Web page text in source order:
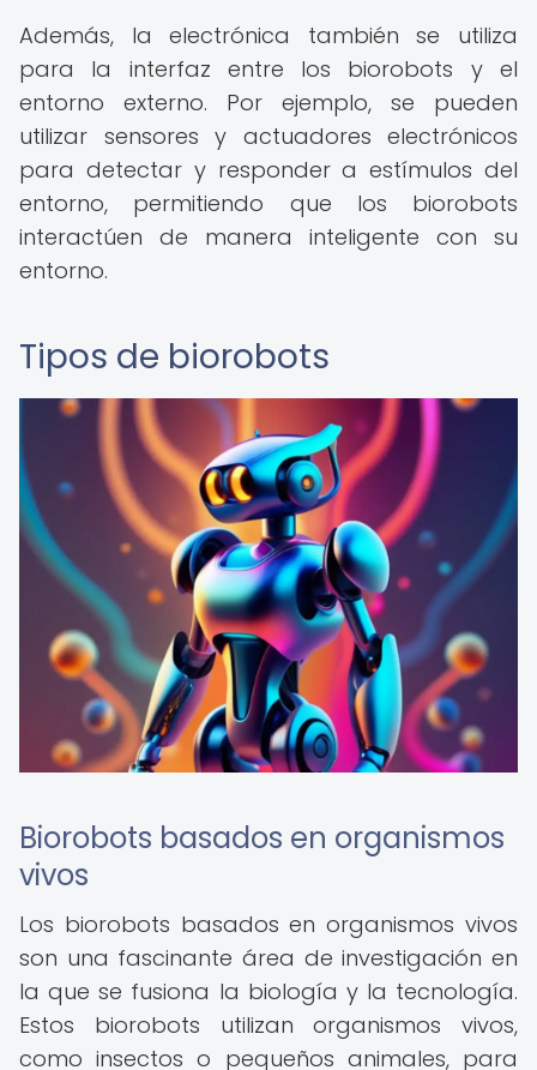
Además, la electrónica también se utiliza
para la interfaz entre los biorobots y el
entorno externo. Por ejemplo, se pueden
utilizar sensores y actuadores electrónicos
para detectar y responder a estímulos del
entorno, permitiendo que los biorobots
interactúen de manera inteligente con su
entorno.
Tipos de biorobots
Biorobots basados en organismos
vivos
Los biorobots basados en organismos vivos
son una fascinante área de investigación en
la que se fusiona la biología y la tecnología.
Estos biorobots utilizan organismos vivos,
como insectos o pequeños animales, para